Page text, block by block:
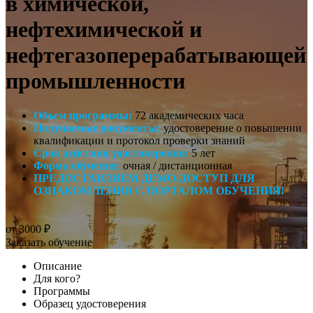
нефтехимической и
нефтегазоперерабатывающей
промышленности
Объем программы: 72 академических часа
Получаемые документы:удостоверение о повышении
квалификации и протокол проверки знаний
Срок действия удостоверения:5 лет
Форма обучения: очная / дистанционная
ПРЕДОСТАВЛЯЕМ ДЕМО-ДОСТУП ДЛЯ
ОЗНАКОМЛЕНИЯ С ПОРТАЛОМ ОБУЧЕНИЯ!
от 3000 ₽
Заказать обучение
Описание
Для кого?
Программы
Образец удостоверения